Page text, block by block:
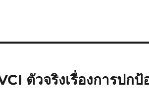
ตัวจริงเรื่องการปกป้